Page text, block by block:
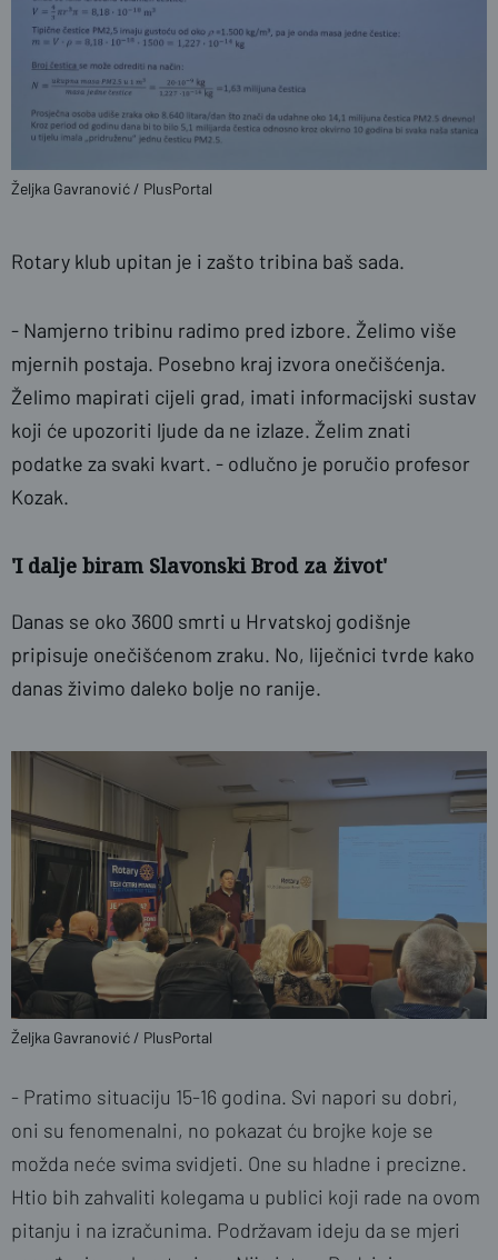
Željka Gavranović / PlusPortal
Rotary klub upitan je i zašto tribina baš sada.
- Namjerno tribinu radimo pred izbore. Želimo više
mjernih postaja. Posebno kraj izvora onečišćenja.
Želimo mapirati cijeli grad, imati informacijski sustav
koji će upozoriti ljude da ne izlaze. Želim znati
podatke za svaki kvart. - odlučno je poručio profesor
Kozak.
'I dalje biram Slavonski Brod za život'
Danas se oko 3600 smrti u Hrvatskoj godišnje
pripisuje onečišćenom zraku. No, liječnici tvrde kako
danas živimo daleko bolje no ranije.
Željka Gavranović / PlusPortal
- Pratimo situaciju 15-16 godina. Svi napori su dobri,
oni su fenomenalni, no pokazat ću brojke koje se
možda neće svima svidjeti. One su hladne i precizne.
Htio bih zahvaliti kolegama u publici koji rade na ovom
pitanju i na izračunima. Podržavam ideju da se mjeri